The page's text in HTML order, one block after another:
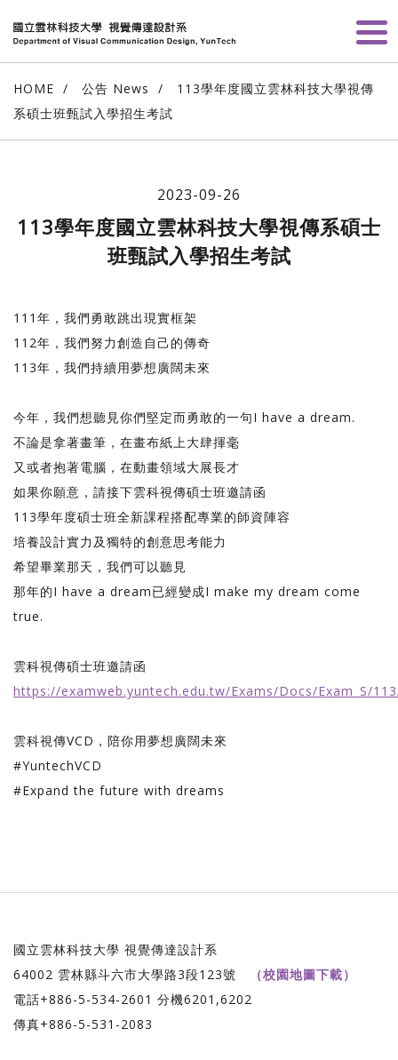
HOME 公告 News
113學年度國立雲林科技大學視傳
系碩士班甄試入學招生考試
2023-09-26
113學年度國立雲林科技大學視傳系碩士
班甄試入學招生考試
111年，我們勇敢跳出現實框架
112年，我們努力創造自己的傳奇
113年，我們持續用夢想廣闊未來
今年，我們想聽見你們堅定而勇敢的一句I have a dream.
不論是拿著畫筆，在畫布紙上大肆揮毫
又或者抱著電腦，在動畫領域大展長才
如果你願意，請接下雲科視傳碩士班邀請函
113學年度碩士班全新課程搭配專業的師資陣容
培養設計實力及獨特的創意思考能力
希望畢業那天，我們可以聽見
那年的I have a dream已經變成I make my dream come
true.
雲科視傳碩士班邀請函
https://examweb.yuntech.edu.tw/Exams/Docs/Exam_S/
雲科視傳VCD，陪你用夢想廣闊未來
#YuntechVCD
#Expand the future with dreams­­
國立雲林科技大學 視覺傳達設計系
64002 雲林縣斗六市大學路3段123號
（校園地圖下載）
電話+886-5-534-2601 分機6201,6202
傳真+886-5-531-2083